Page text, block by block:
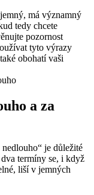
má významný
tedy chcete
pozornost
tyto výrazy
obohatí vaši
a za
je důležité
termíny se, i když
liší v jemných